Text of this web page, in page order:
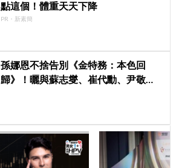
點這個！體重天天下降
PR・新素簡
孫娜恩不捨告別《金特務：本色回
歸》！曬與蘇志燮、崔代勳、尹敬